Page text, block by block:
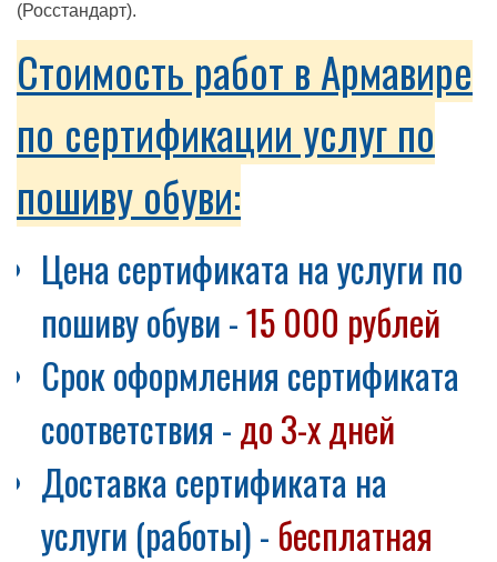
(Росстандарт).
Стоимость работ в Армавире
по сертификации услуг по
пошиву обуви:
Цена сертификата на услуги по
пошиву обуви -15 000 рублей
Срок оформления сертификата
соответствия -до 3-х дней
Доставка сертификата на
услуги (работы) - бесплатная